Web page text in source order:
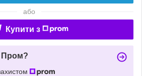
або
Купити з
Пром?